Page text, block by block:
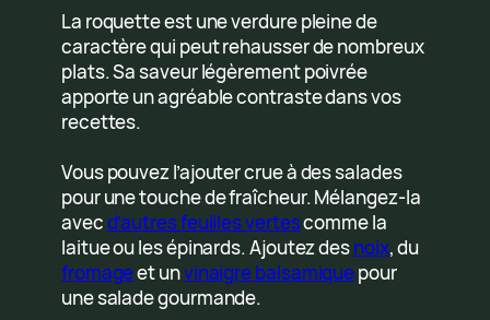
La roquette est une verdure pleine de
caractère qui peut rehausser de nombreux
plats. Sa saveur légèrement poivrée
apporte un agréable contraste dans vos
recettes.
Vous pouvez l’ajouter crue à des salades
pour une touche de fraîcheur. Mélangez-la
avecd’autres feuilles vertescomme la
laitue ou les épinards. Ajoutez desnoix, du
fromageet unvinaigre balsamiquepour
une salade gourmande.